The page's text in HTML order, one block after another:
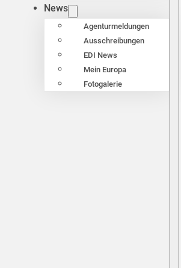
News
Agenturmeldungen
Ausschreibungen
EDI News
Mein Europa
Fotogalerie